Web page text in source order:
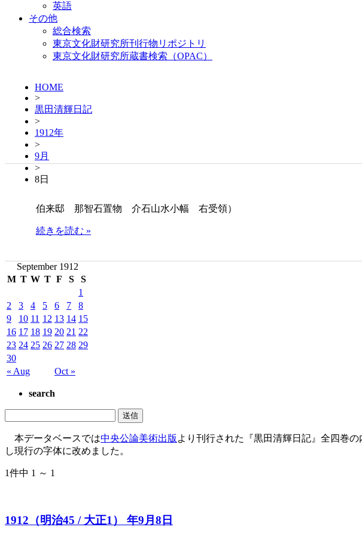
英語
その他
総合検索
東京文化財研究所刊行物リポジトリ
東京文化財研究所蔵書検索（OPAC）
HOME
>
黒田清輝日記
>
1912年
>
9月
>
8日
伯来邸 那智石置物 介石山水小幅 右受領）
続きを読む »
September 1912
M T W T F S S
« Aug Oct »
1
2
3 4 5 6 7
8
9
10 11 12 13 14 15
16 17 18 19 20 21 22
23 24 25 26 27 28 29
30
search
本データベースでは中央公論美術出版 より刊行された『黒田清輝日記』全四巻
し現行の字体に改めました。
1件中 1 ～ 1
1912（明治45 / 大正1） 年9月8日